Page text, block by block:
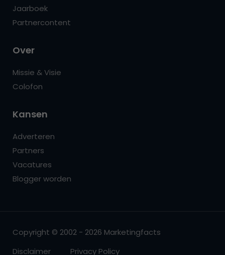
Jaarboek
Partnercontent
Over
Missie & Visie
Colofon
Kansen
Adverteren
Partners
Vacatures
Blogger worden
Copyright © 2002 - 2026 Marketingfacts
Disclaimer
Privacy Policy